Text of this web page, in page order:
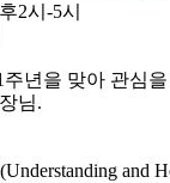
2시-5시
년을 맞아 관심
님.
and